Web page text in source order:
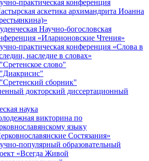
практическая конференция
аскетика архимандрита Иоанна
Научно-богословская
«Иларионовские Чтения»
практическая конференция «Cлова в
наследие в словах»
слово"
сборник"
докторский диссертационный
наука
викторина по
языку
Состязания»
популярный образовательный
«Всегда Живой